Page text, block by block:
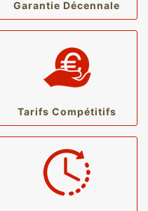
Garantie Décennale
Tarifs Compétitifs